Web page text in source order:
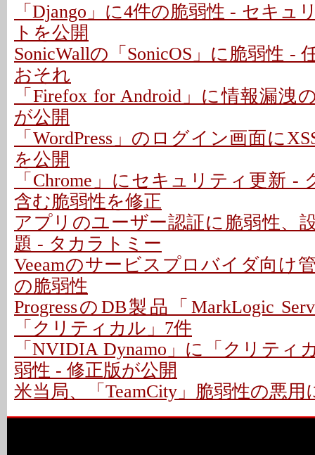
「Django」に4件の脆弱性 - セキュ
トを公開
SonicWallの「SonicOS」に脆弱性 -
おそれ
「Firefox for Android」に情報漏洩
が公開
「WordPress」のログイン画面に
を公開
「Chrome」にセキュリティ更新 -
含む脆弱性を修正
アプリのユーザー認証に脆弱性、
題 - タカラトミー
Veeamのサービスプロバイダ向け
の脆弱性
ProgressのDB製品「MarkLogic
「クリティカル」7件
「NVIDIA Dynamo」に「クリティ
弱性 - 修正版が公開
米当局、「TeamCity」脆弱性の悪用